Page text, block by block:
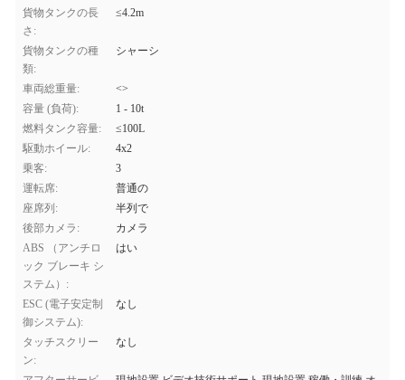
貨物タンクの長
さ:
≤4.2m
貨物タンクの種
類:
シャーシ
車両総重量:
<>
容量 (負荷):
1 - 10t
燃料タンク容量:
≤100L
駆動ホイール:
4x2
乗客:
3
運転席:
普通の
座席列:
半列で
後部カメラ:
カメラ
ABS （アンチロ
ック ブレーキ シ
ステム）:
はい
ESC (電子安定制
御システム):
なし
タッチスクリー
ン:
なし